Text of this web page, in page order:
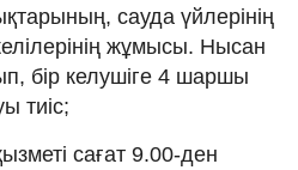
сауда үйлерінің
жұмысы. Нысан
бір келушіге 4 шаршы
тиіс;
сағат 9.00-ден